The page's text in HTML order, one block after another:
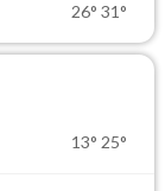
26° 31°
13° 25°